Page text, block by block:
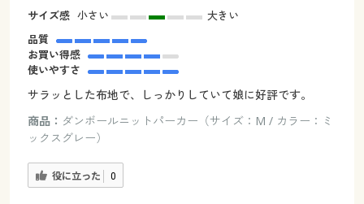
サイズ感 小さい
大きい
品質
お買い得感
使いやすさ
サラッとした布地で、しっかりしていて娘に好評です。
商品： ダンボールニットパーカー（サイズ：M / カラー：ミ
ックスグレー）
役に立った 0